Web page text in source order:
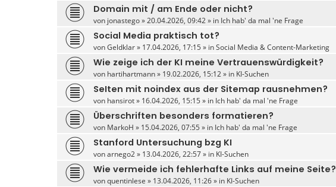
Domain mit / am Ende oder nicht?
von jonastego» 20.04.2026, 09:42 » in Ich hab' da mal 'ne Frage
Social Media praktisch tot?
vonGeldklar» 17.04.2026, 17:15 » inSocial Media & Content-Marketing
Wie zeige ich der KI meine Vertrauenswürdigkeit?
von hartihartmann» 19.02.2026, 15:12 » in KI-Suchen
SeIten mit noindex aus der Sitemap rausnehmen?
von hansirot» 16.04.2026, 15:15 » in Ich hab' da mal 'ne Frage
Überschriften besonders formatieren?
von MarkoH » 15.04.2026, 07:55 » in Ich hab' da mal 'ne Frage
Stanford Untersuchung bzg KI
vonarnego2» 13.04.2026, 22:57 » in KI-Suchen
Wie vermeide ich fehlerhafte Links auf meine Seite?
vonquentinlese » 13.04.2026, 11:26 » in KI-Suchen